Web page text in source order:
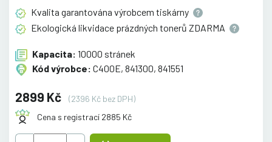
Kvalita garantována výrobcem tiskárny
Ekologická likvidace prázdných tonerů ZDARMA
Kapacita: 10000 stránek
Kód výrobce: C400E, 841300, 841551
2899 Kč
(2396 Kč bez DPH)
Cena s registrací 2885 Kč